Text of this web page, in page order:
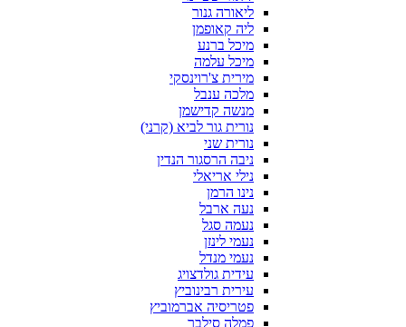
ליאורה גנור
ליה קאופמן
מיכל ברנע
מיכל עלמה
מירית צ'רוינסקי
מלכה ענבל
מנשה קדישמן
נורית גור לביא (קרני)
נורית שני
ניבה הרסגור הנדין
נילי אריאלי
נינו הרמן
נעה ארבל
נעמה סגל
נעמי לינזן
נעמי מנדל
עידית גולדצויג
עירית רבינוביץ
פטריסיה אברמוביץ
פמלה סילבר